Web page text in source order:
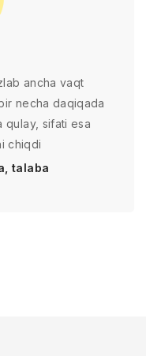
ancha vaqt
necha daqiqada
qulay, sifati esa
chiqdi
talaba